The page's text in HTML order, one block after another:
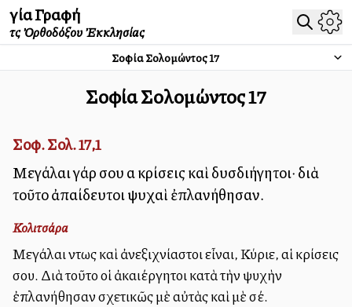
Ἁγία Γραφή
τῆς Ὀρθοδόξου Ἐκκλησίας
Σοφία Σολομώντος17
Σοφία Σολομώντος17
Σοφ. Σολ. 17,1
Μεγάλαι γάρ σου αἱ κρίσεις καὶ δυσδιήγητοι· διὰ
τοῦτο ἀπαίδευτοι ψυχαὶ ἐπλανήθησαν.
Κολιτσάρα
Μεγάλαι ὄντως καὶ ἀνεξιχνίαστοι εἶναι, Κύριε, αἱ κρίσεις
σου. Διὰ τοῦτο οἱ ἀκαλλιέργητοι κατὰ τὴν ψυχὴν
ἐπλανήθησαν σχετικῶς μὲ αὐτὰς καὶ μὲ σέ.